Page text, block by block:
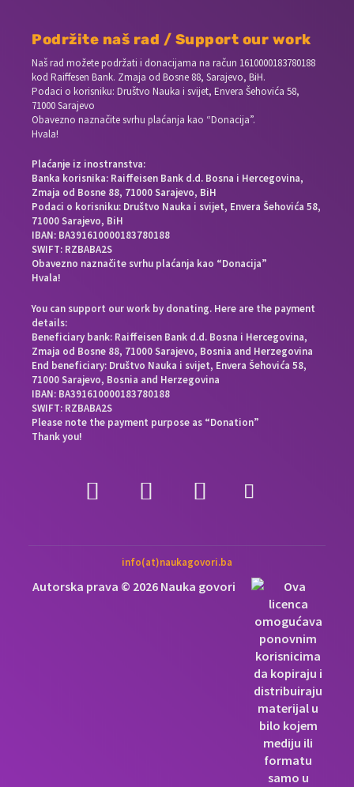
Podržite naš rad / Support our work
Naš rad možete podržati i donacijama na račun 1610000183780188
kod Raiffesen Bank. Zmaja od Bosne 88, Sarajevo, BiH.
Podaci o korisniku: Društvo Nauka i svijet, Envera Šehovića 58,
71000 Sarajevo
Obavezno naznačite svrhu plaćanja kao “Donacija”.
Hvala!
Plaćanje iz inostranstva:
Banka korisnika: Raiffeisen Bank d.d. Bosna i Hercegovina,
Zmaja od Bosne 88, 71000 Sarajevo, BiH
Podaci o korisniku: Društvo Nauka i svijet, Envera Šehovića 58,
71000 Sarajevo, BiH
IBAN: BA391610000183780188
SWIFT: RZBABA2S
Obavezno naznačite svrhu plaćanja kao “Donacija”
Hvala!
You can support our work by donating. Here are the payment
details:
Beneficiary bank: Raiffeisen Bank d.d. Bosna i Hercegovina,
Zmaja od Bosne 88, 71000 Sarajevo, Bosnia and Herzegovina
End beneficiary: Društvo Nauka i svijet, Envera Šehovića 58,
71000 Sarajevo, Bosnia and Herzegovina
IBAN: BA391610000183780188
SWIFT: RZBABA2S
Please note the payment purpose as “Donation”
Thank you!
info(at)naukagovori.ba
Autorska prava © 2026 Nauka govori